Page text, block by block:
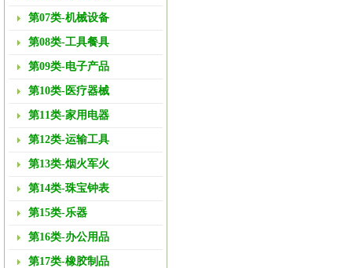
第07类-机械设备
第08类-工具餐具
第09类-电子产品
第10类-医疗器械
第11类-家用电器
第12类-运输工具
第13类-烟火军火
第14类-珠宝钟表
第15类-乐器
第16类-办公用品
第17类-橡胶制品